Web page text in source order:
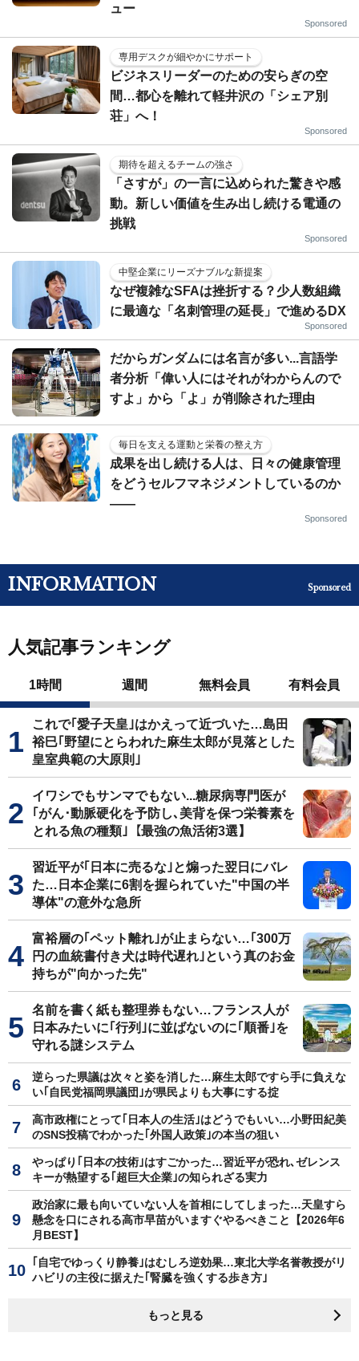
ュー
Sponsored
専用デスクが細やかにサポート
ビジネスリーダーのための安らぎの空
間…都心を離れて軽井沢の「シェア別
荘」へ！
Sponsored
期待を超えるチームの強さ
「さすが」の一言に込められた驚きや感
動。新しい価値を生み出し続ける電通の
挑戦
Sponsored
中堅企業にリーズナブルな新提案
なぜ複雑なSFAは挫折する？少人数組織
に最適な「名刺管理の延長」で進めるDX
Sponsored
だからガンダムには名言が多い...言語学
者分析「偉い人にはそれがわからんので
すよ」から「よ」が削除された理由
毎日を支える運動と栄養の整え方
成果を出し続ける人は、日々の健康管理
をどうセルフマネジメントしているのか
——
Sponsored
INFORMATION Sponsored
人気記事ランキング
1時間 週間 無料会員 有料会員
これで｢愛子天皇｣はかえって近づいた…島田
裕巳｢野望にとらわれた麻生太郎が見落とした
皇室典範の大原則｣
イワシでもサンマでもない...糖尿病専門医が
｢がん･動脈硬化を予防し､美背を保つ栄養素を
とれる魚の種類｣【最強の魚活術3選】
習近平が｢日本に売るな｣と煽った翌日にバレ
た…日本企業に6割を握られていた"中国の半
導体"の意外な急所
富裕層の｢ペット離れ｣が止まらない…｢300万
円の血統書付き犬は時代遅れ｣という真のお金
持ちが"向かった先"
名前を書く紙も整理券もない…フランス人が
日本みたいに｢行列｣に並ばないのに｢順番｣を
守れる謎システム
逆らった県議は次々と姿を消した…麻生太郎ですら手に負えな
い｢自民党福岡県議団｣が県民よりも大事にする掟
高市政権にとって｢日本人の生活｣はどうでもいい…小野田紀美
のSNS投稿でわかった｢外国人政策｣の本当の狙い
やっぱり｢日本の技術｣はすごかった…習近平が恐れ､ゼレンス
キーが熱望する｢超巨大企業｣の知られざる実力
政治家に最も向いていない人を首相にしてしまった…天皇すら
懸念を口にされる高市早苗がいますぐやるべきこと【2026年6
月BEST】
｢自宅でゆっくり静養｣はむしろ逆効果…東北大学名誉教授がリ
ハビリの主役に据えた｢腎臓を強くする歩き方｣
もっと見る